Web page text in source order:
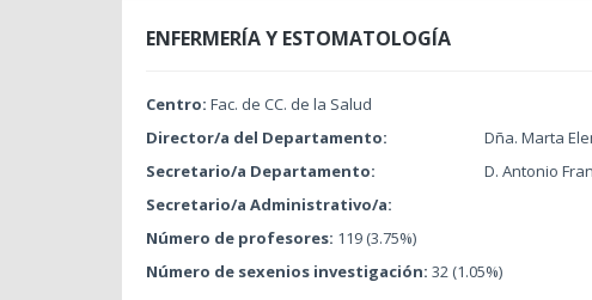
ENFERMERÍA Y ESTOMATOLOGÍA
Centro: Fac. de CC. de la Salud
Director/a del Departamento:
Dña. Marta
Secretario/a Departamento:
D. Antonio
Secretario/a Administrativo/a:
Número de profesores: 119 (3.75%)
Número de sexenios investigación: 32 (1.05%)